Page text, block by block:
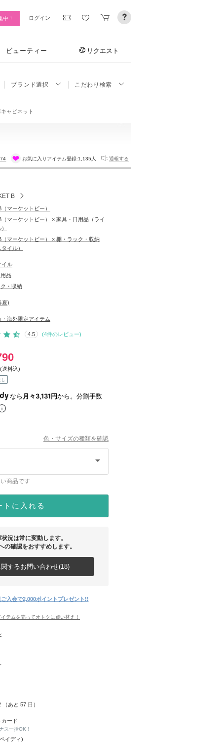
中！ ログイン
ビューティー リクエスト
ブランド選択 こだわり検索
ャビネット
お気に入りアイテム登録:1,135人 通報する
B
マーケットビー）
（マーケットビー） × 家具・日用品（ライ
（マーケットビー） × 棚・ラック・収納
イル）
イル
品
・収納
夏)
・海外限定アイテム
4.5 (4件のレビュー)
送料込)
なら月々3,131円から。分割手数
色・サイズの種類を確認
商品です
トに入れる
況は常に変動します。
の確認をおすすめします。
するお問い合わせ(18)
ご入会で2,000ポイントプレゼント!!
テムを売ってオトクに買い替え！
（あと 57 日）
カード
ス一括OK！
イディ)